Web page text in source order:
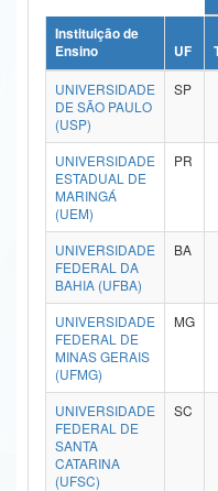
Ministério da Ciência, Tecnologia,
Ministério do Meio Ambiente
Ministério do Turismo
Ministério do Desenvolvimento
Controladoria-Geral da União
Ministério da Mulher, da Família e
Secretaria-Geral
Secretaria de Governo
Gabinete de Segurança Institucional
Advocacia-Geral da União
Banco Central do Brasil
Instituição de
Ensino
UF
UNIVERSIDADE
DE SÃO PAULO
(USP)
SP
UNIVERSIDADE
ESTADUAL DE
MARINGÁ
(UEM)
PR
UNIVERSIDADE
FEDERAL DA
BAHIA (UFBA)
BA
UNIVERSIDADE
FEDERAL DE
MINAS GERAIS
(UFMG)
MG
UNIVERSIDADE
FEDERAL DE
SANTA
CATARINA
(UFSC)
SC